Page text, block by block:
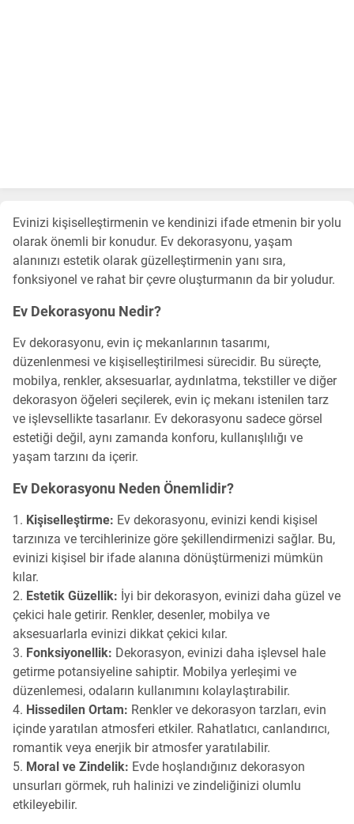
Evinizi kişiselleştirmenin ve kendinizi ifade etmenin bir yolu
olarak önemli bir konudur. Ev dekorasyonu, yaşam
alanınızı estetik olarak güzelleştirmenin yanı sıra,
fonksiyonel ve rahat bir çevre oluşturmanın da bir yoludur.
Ev Dekorasyonu Nedir?
Ev dekorasyonu, evin iç mekanlarının tasarımı,
düzenlenmesi ve kişiselleştirilmesi sürecidir. Bu süreçte,
mobilya, renkler, aksesuarlar, aydınlatma, tekstiller ve diğer
dekorasyon öğeleri seçilerek, evin iç mekanı istenilen tarz
ve işlevsellikte tasarlanır. Ev dekorasyonu sadece görsel
estetiği değil, aynı zamanda konforu, kullanışlılığı ve
yaşam tarzını da içerir.
Ev Dekorasyonu Neden Önemlidir?
Kişiselleştirme: Ev dekorasyonu, evinizi kendi kişisel
tarzınıza ve tercihlerinize göre şekillendirmenizi sağlar. Bu,
evinizi kişisel bir ifade alanına dönüştürmenizi mümkün
kılar.
Estetik Güzellik: İyi bir dekorasyon, evinizi daha güzel ve
çekici hale getirir. Renkler, desenler, mobilya ve
aksesuarlarla evinizi dikkat çekici kılar.
Fonksiyonellik: Dekorasyon, evinizi daha işlevsel hale
getirme potansiyeline sahiptir. Mobilya yerleşimi ve
düzenlemesi, odaların kullanımını kolaylaştırabilir.
Hissedilen Ortam: Renkler ve dekorasyon tarzları, evin
içinde yaratılan atmosferi etkiler. Rahatlatıcı, canlandırıcı,
romantik veya enerjik bir atmosfer yaratılabilir.
Moral ve Zindelik: Evde hoşlandığınız dekorasyon
unsurları görmek, ruh halinizi ve zindeliğinizi olumlu
etkileyebilir.